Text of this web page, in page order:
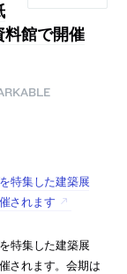
館で開催
特集した建築展
されます
特集した建築展
されます。会期は